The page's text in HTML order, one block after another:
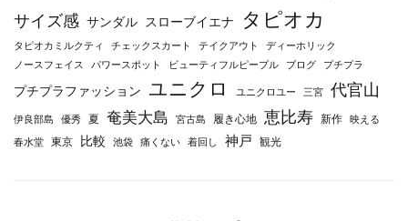
サイズ感 サンダル スローブイエナ タピオカ
タピオカミルクティ チェックスカート テイクアウト
ディーホリック
ノースフェイス
パワースポット ビューティフルピープル ブログ プチプラ
プチプラファッション ユニクロ ユニクロユー 三宮 代官山
伊良部島 優秀 夏 奄美大島 宮古島 履き心地 恵比寿 新作 映える
春水堂 東京 比較 池袋 痛くない 着回し 神戸 観光